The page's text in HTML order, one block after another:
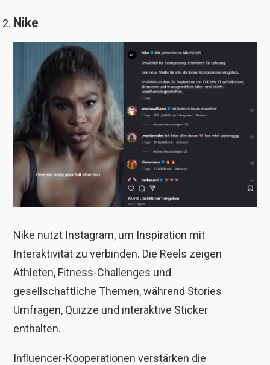
Nike
Nike nutzt Instagram, um Inspiration mit
Interaktivität zu verbinden. Die Reels zeigen
Athleten, Fitness-Challenges und
gesellschaftliche Themen, während Stories
Umfragen, Quizze und interaktive Sticker
enthalten.
Influencer-Kooperationen verstärken die